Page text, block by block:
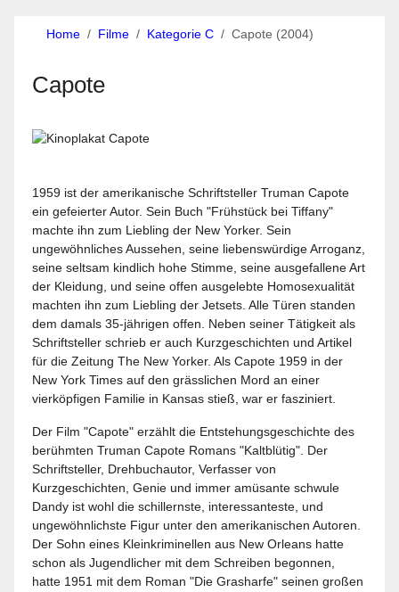
Home Filme Kategorie C Capote (2004)
Capote
1959 ist der amerikanische Schriftsteller Truman Capote
ein gefeierter Autor. Sein Buch "Frühstück bei Tiffany"
machte ihn zum Liebling der New Yorker. Sein
ungewöhnliches Aussehen, seine liebenswürdige Arroganz,
seine seltsam kindlich hohe Stimme, seine ausgefallene Art
der Kleidung, und seine offen ausgelebte Homosexualität
machten ihn zum Liebling der Jetsets. Alle Türen standen
dem damals 35-jährigen offen. Neben seiner Tätigkeit als
Schriftsteller schrieb er auch Kurzgeschichten und Artikel
für die Zeitung The New Yorker. Als Capote 1959 in der
New York Times auf den grässlichen Mord an einer
vierköpfigen Familie in Kansas stieß, war er fasziniert.
Der Film "Capote" erzählt die Entstehungsgeschichte des
berühmten Truman Capote Romans "Kaltblütig". Der
Schriftsteller, Drehbuchautor, Verfasser von
Kurzgeschichten, Genie und immer amüsante schwule
Dandy ist wohl die schillernste, interessanteste, und
ungewöhnlichste Figur unter den amerikanischen Autoren.
Der Sohn eines Kleinkriminellen aus New Orleans hatte
schon als Jugendlicher mit dem Schreiben begonnen,
hatte 1951 mit dem Roman "Die Grasharfe" seinen großen